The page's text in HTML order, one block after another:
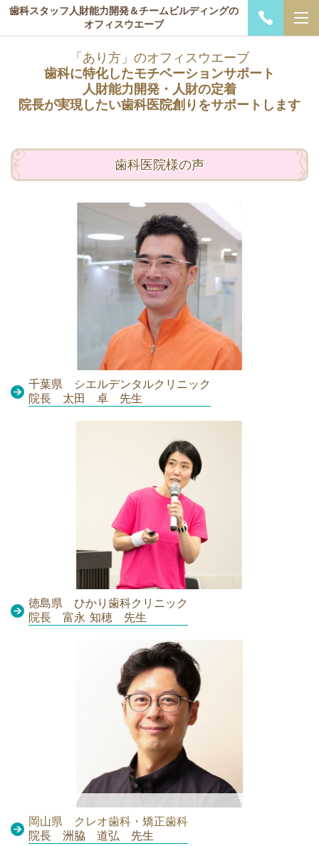
歯科スタッフ人財能力開発＆チームビルディングの
オフィスウエーブ
「あり方」のオフィスウエーブ
歯科に特化したモチベーションサポート
人財能力開発・人財の定着
院長が実現したい歯科医院創りをサポートします
歯科医院様の声
千葉県 シエルデンタルクリニック
院長 太田 卓 先生
徳島県 ひかり歯科クリニック
院長 富永 知穂 先生
岡山県 クレオ歯科・矯正歯科
院長 洲脇 道弘 先生